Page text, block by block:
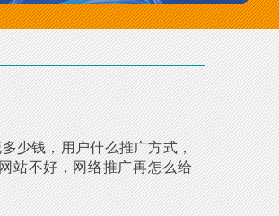
少钱，用户什么推广方式，
站不好，网络推广再怎么给